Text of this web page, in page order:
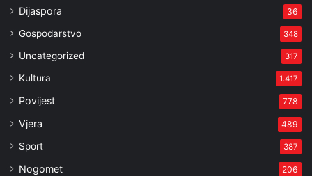
Dijaspora 36
Gospodarstvo 348
Uncategorized 317
Kultura 1.417
Povijest 778
Vjera 489
Sport 387
Nogomet 206